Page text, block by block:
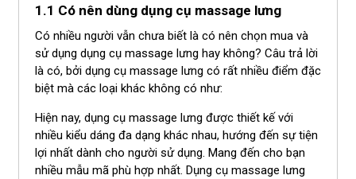
1.1 Có nên dùng dụng cụ massage lưng
Có nhiều người vẫn chưa biết là có nên chọn mua và
sử dụng dụng cụ massage lưng hay không? Câu trả lời
là có, bởi dụng cụ massage lưng có rất nhiều điểm đặc
biệt mà các loại khác không có như:
Hiện nay, dụng cụ massage lưng được thiết kế với
nhiều kiểu dáng đa dạng khác nhau, hướng đến sự tiện
lợi nhất dành cho người sử dụng. Mang đến cho bạn
nhiều mẫu mã phù hợp nhất. Dụng cụ massage lưng